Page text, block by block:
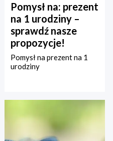
Pomysł na: prezent
na 1 urodziny –
sprawdź nasze
propozycje!
Pomysł na prezent na 1
urodziny